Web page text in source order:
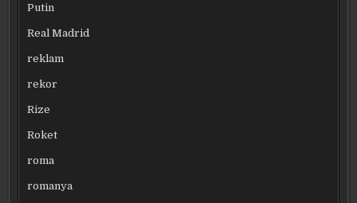
Putin
Real Madrid
reklam
rekor
Rize
Roket
roma
romanya